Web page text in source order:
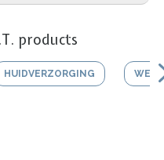
products
HUIDVERZORGING